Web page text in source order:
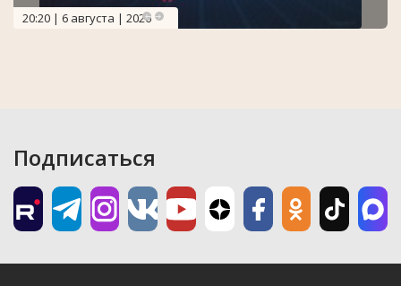
20:20 | 6 августа | 2026
Подписаться